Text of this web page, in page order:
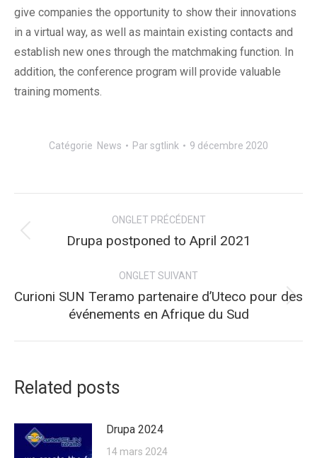
give companies the opportunity to show their innovations
in a virtual way, as well as maintain existing contacts and
establish new ones through the matchmaking function. In
addition, the conference program will provide valuable
training moments.
Catégorie News Parsgtlink 9 décembre 2020
de
commentaire
ONGLET PRÉCÉDENT
Onglet
Drupa postponed to April 2021
ONGLET SUIVANT
Onglet
suivant
Curioni SUN Teramo partenaire d’Uteco pour des
événements en Afrique du Sud
Related posts
Drupa 2024
14 mars 2024